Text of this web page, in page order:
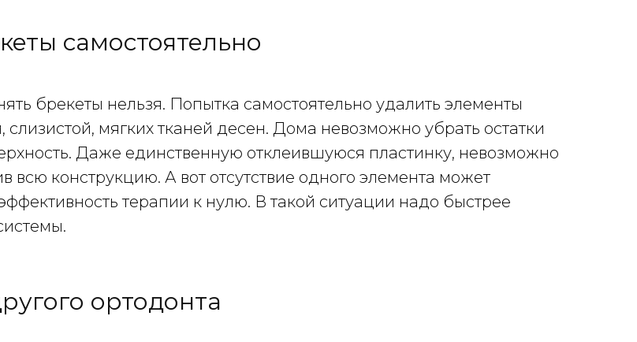
самостоятельно
брекеты нельзя. Попытка самостоятельно удалить элементы
мягких тканей десен. Дома невозможно убрать остатки
Даже единственную отклеившуюся пластинку, невозможно
конструкцию. А вот отсутствие одного элемента может
терапии к нулю. В такой ситуации надо быстрее
ортодонта